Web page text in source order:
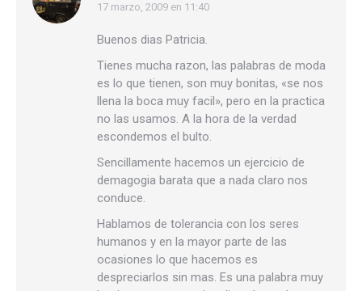
dice:
17 marzo, 2009 en 11:40
Buenos dias Patricia.
Tienes mucha razon, las palabras de moda
es lo que tienen, son muy bonitas, «se nos
llena la boca muy facil», pero en la practica
no las usamos. A la hora de la verdad
escondemos el bulto.
Sencillamente hacemos un ejercicio de
demagogia barata que a nada claro nos
conduce.
Hablamos de tolerancia con los seres
humanos y en la mayor parte de las
ocasiones lo que hacemos es
despreciarlos sin mas. Es una palabra muy